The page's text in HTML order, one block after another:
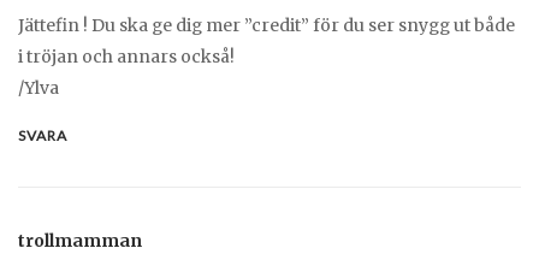
Jättefin ! Du ska ge dig mer ”credit” för du ser snygg ut både
i tröjan och annars också!
/Ylva
SVARA
trollmamman